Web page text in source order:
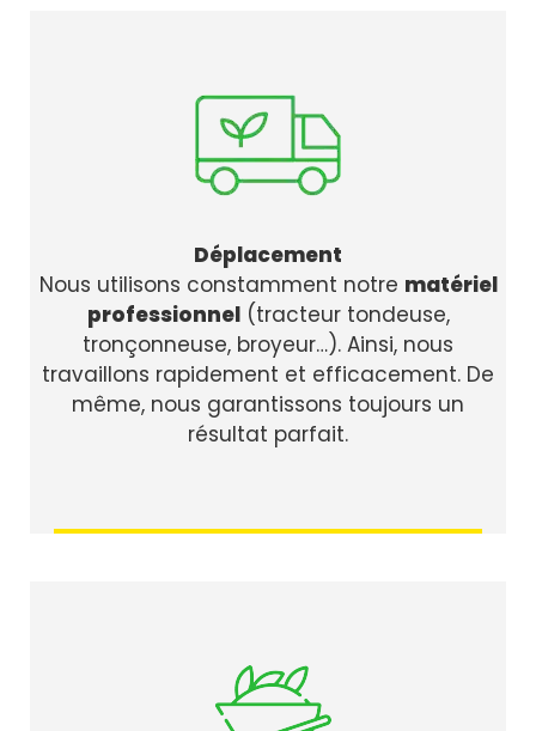
Déplacement
Nous utilisons constamment notre matériel
professionnel(tracteur tondeuse,
tronçonneuse, broyeur…). Ainsi, nous
travaillons rapidement et efficacement. De
même, nous garantissons toujours un
résultat parfait.